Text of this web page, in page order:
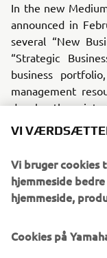
In the new
announced in
several “New
“Strategic
business
management
develop them into
businesses, the
and with the
date.
Fund Overview
Name:
Yamaha
Established:
hjemmeside
hjemmeside,